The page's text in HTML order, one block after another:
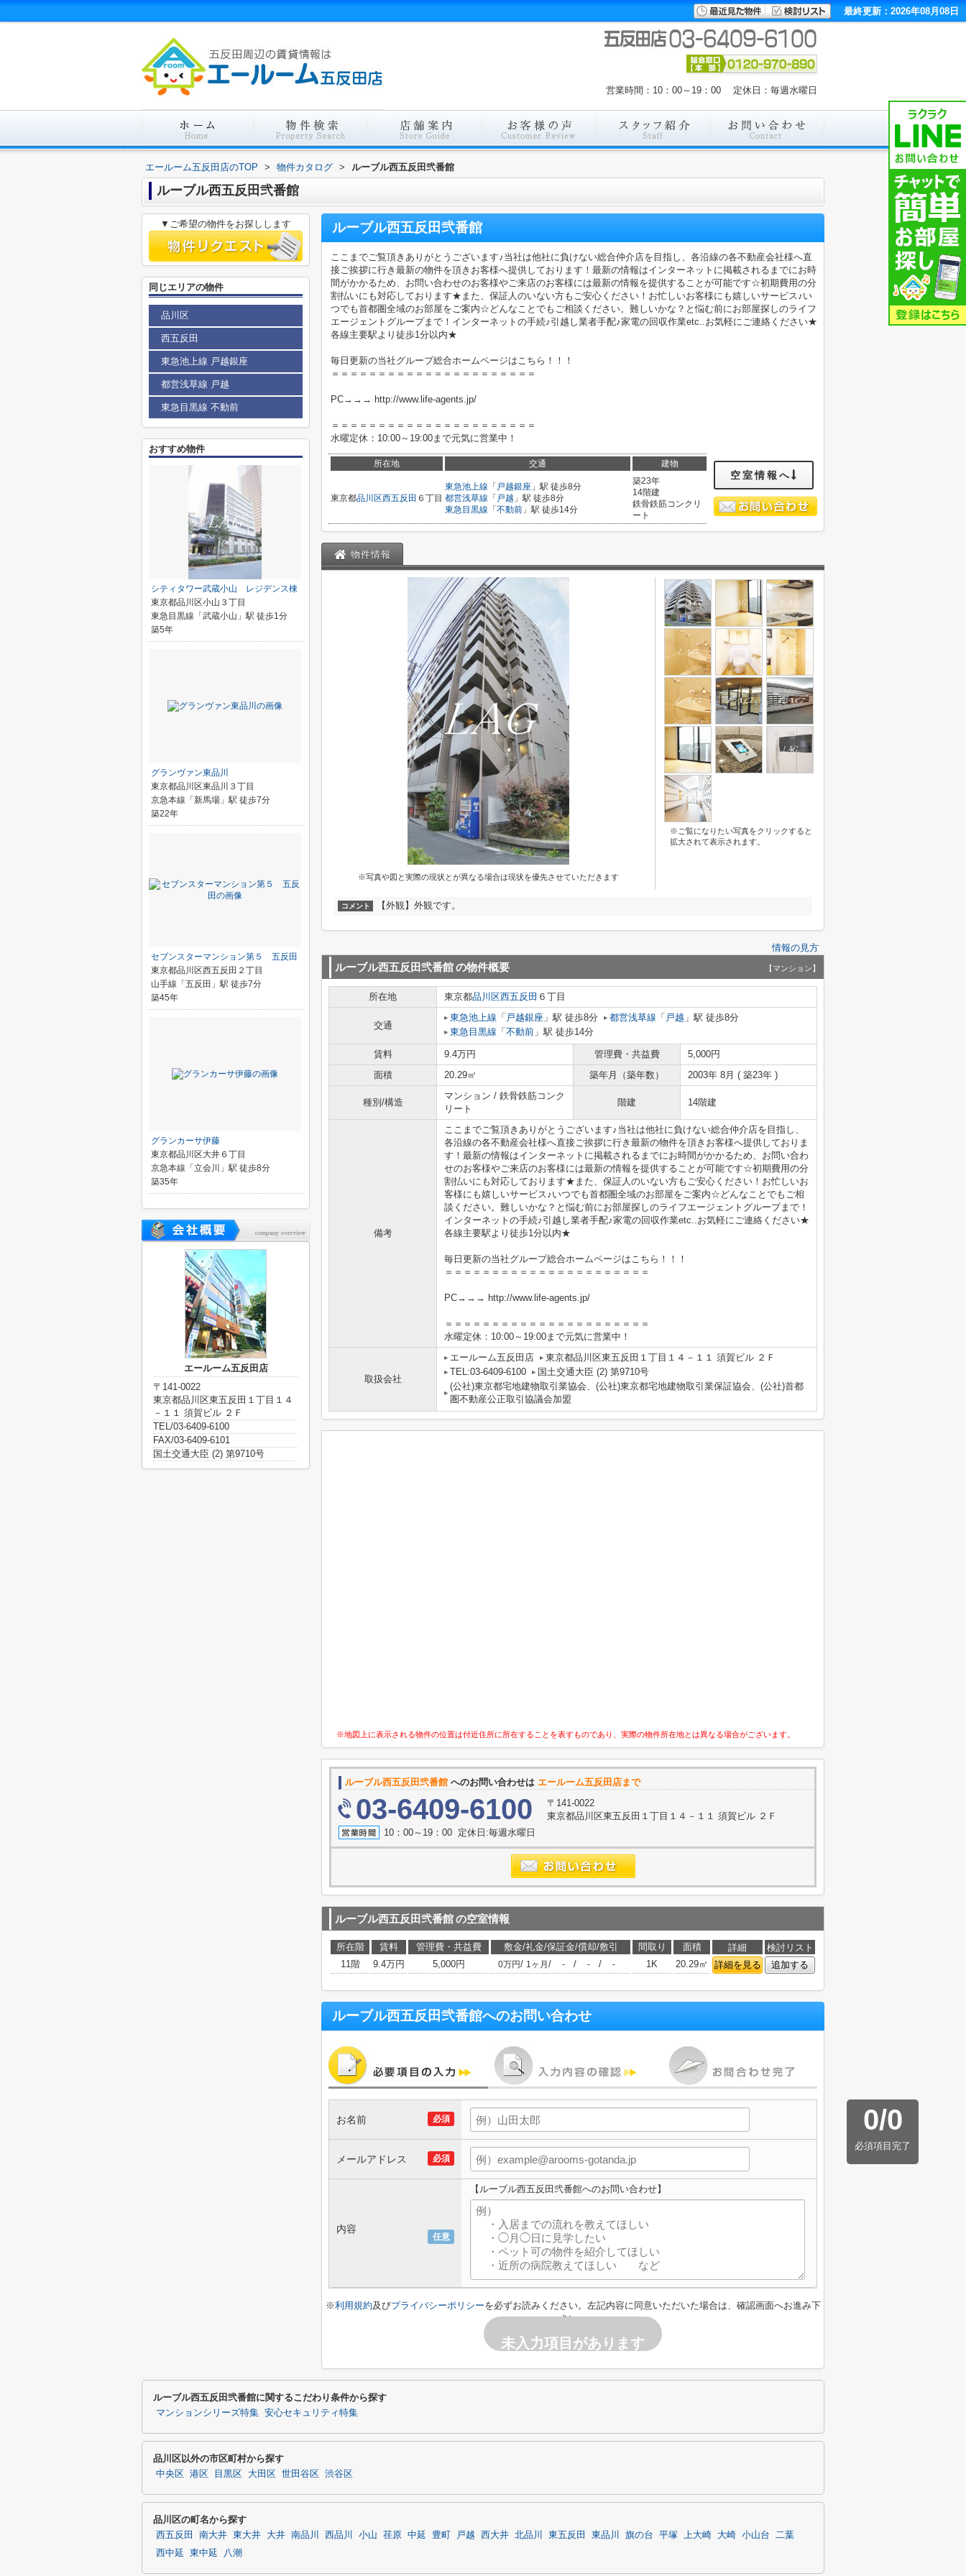
最終更新：2026年08月08日
営業時間：10：00～19：00 定休日：毎週水曜日
エールーム五反田店のTOP > 物件カタログ > ルーブル西五反田弐番館
ルーブル西五反田弐番館
ルーブル西五反田弐番館
ここまでご覧頂きありがとうございます♪当社は他社に負けない総合仲介店を目指し、各沿線の各不動産会社様へ直
接ご挨拶に行き最新の物件を頂きお客様へ提供しております！最新の情報はインターネットに掲載されるまでにお時
間がかかるため、お問い合わせのお客様やご来店のお客様には最新の情報を提供することが可能です☆初期費用の分
割払いにも対応しております★また、保証人のいない方もご安心ください！お忙しいお客様にも嬉しいサービス♪い
つでも首都圏全域のお部屋をご案内☆どんなことでもご相談ください。難しいかな？と悩む前にお部屋探しのライフ
エージェントグループまで！インターネットの手続♪引越し業者手配♪家電の回収作業etc..お気軽にご連絡ください★
各線主要駅より徒歩1分以内★
毎日更新の当社グループ総合ホームページはこちら！！！
＝＝＝＝＝＝＝＝＝＝＝＝＝＝＝＝＝＝＝＝＝＝
PC→→→ http://www.life-agents.jp/
＝＝＝＝＝＝＝＝＝＝＝＝＝＝＝＝＝＝＝＝＝＝
水曜定休：10:00～19:00まで元気に営業中！
所在地 交通 建物
東京都品川区西五反田 ６丁目
東急池上線 「 戸越銀座 」駅 徒歩8分
都営浅草線 「 戸越 」駅 徒歩8分
東急目黒線 「 不動前 」駅 徒歩14分
築23年
14階建
鉄骨鉄筋コンクリ
ート
空室情報へ
物件情報
※写真や図と実際の現状とが異なる場合は現状を優先させていただきます
※ご覧になりたい写真をクリックすると
拡大されて表示されます。
コメント 【外観】外観です。
情報の見方
ルーブル西五反田弐番館の物件概要 【マンション】
所在地 東京都品川区西五反田 ６丁目
交通
東急池上線 「 戸越銀座 」駅 徒歩8分 都営浅草線 「 戸越 」駅 徒歩8分
東急目黒線 「 不動前 」駅 徒歩14分
賃料 9.4万円 管理費・共益費
5,000円
面積
20.29㎡ 築年月（築年数） 2003年 8月 ( 築23年 )
種別/構造
マンション / 鉄骨鉄筋コンク
リート
階建 14階建
備考
ここまでご覧頂きありがとうございます♪当社は他社に負けない総合仲介店を目指し、
各沿線の各不動産会社様へ直接ご挨拶に行き最新の物件を頂きお客様へ提供しておりま
す！最新の情報はインターネットに掲載されるまでにお時間がかかるため、お問い合わ
せのお客様やご来店のお客様には最新の情報を提供することが可能です☆初期費用の分
割払いにも対応しております★また、保証人のいない方もご安心ください！お忙しいお
客様にも嬉しいサービス♪いつでも首都圏全域のお部屋をご案内☆どんなことでもご相
談ください。難しいかな？と悩む前にお部屋探しのライフエージェントグループまで！
インターネットの手続♪引越し業者手配♪家電の回収作業etc..お気軽にご連絡ください★
各線主要駅より徒歩1分以内★
毎日更新の当社グループ総合ホームページはこちら！！！
＝＝＝＝＝＝＝＝＝＝＝＝＝＝＝＝＝＝＝＝＝＝
PC→→→ http://www.life-agents.jp/
＝＝＝＝＝＝＝＝＝＝＝＝＝＝＝＝＝＝＝＝＝＝
水曜定休：10:00～19:00まで元気に営業中！
取扱会社
エールーム五反田店
東京都品川区東五反田１丁目１４－１１ 須賀ビル ２Ｆ
TEL:03-6409-6100
国土交通大臣 (2) 第9710号
(公社)東京都宅地建物取引業協会、(公社)東京都宅地建物取引業保証協会、(公社)首都
圏不動産公正取引協議会加盟
※地図上に表示される物件の位置は付近住所に所在することを表すものであり、実際の物件所在地とは異なる場合がございます。
ルーブル西五反田弐番館 へのお問い合わせは エールーム五反田店まで
03-6409-6100
〒141-0022
東京都品川区東五反田１丁目１４－１１ 須賀ビル ２Ｆ
10：00～19：00 定休日:毎週水曜日
ルーブル西五反田弐番館の空室情報
所在階 賃料 管理費・共益費 敷金/礼金/保証金/償却/敷引 間取り 面積 詳細
検討リスト
11階
9.4万円 5,000円 0万円/ 1ヶ月 / - / - / - 1K 20.29㎡ 詳細を見る 追加する
ルーブル西五反田弐番館へのお問い合わせ
0/0
必須項目完了
必須
お名前
必須
メールアドレス
任意
内容
【ルーブル西五反田弐番館へのお問い合わせ】
※利用規約及びプライバシーポリシーを必ずお読みください。左記内容に同意いただいた場合は、確認画面へお進み下
さい。
未入力項目があります
▼ご希望の物件をお探しします
同じエリアの物件
品川区
西五反田
東急池上線 戸越銀座
都営浅草線 戸越
東急目黒線 不動前
おすすめ物件
シティタワー武蔵小山 レジデンス棟
東京都品川区小山３丁目
東急目黒線「武蔵小山」駅 徒歩1分
築5年
グランヴァン東品川
東京都品川区東品川３丁目
京急本線「新馬場」駅 徒歩7分
築22年
セブンスターマンション第５ 五反田
東京都品川区西五反田２丁目
山手線「五反田」駅 徒歩7分
築45年
グランカーサ伊藤
東京都品川区大井６丁目
京急本線「立会川」駅 徒歩8分
築35年
エールーム五反田店
〒141-0022
東京都品川区東五反田１丁目１４
－１１ 須賀ビル ２Ｆ
TEL/03-6409-6100
FAX/03-6409-6101
国土交通大臣 (2) 第9710号
ルーブル西五反田弐番館に関するこだわり条件から探す
マンションシリーズ特集 安心セキュリティ特集
品川区以外の市区町村から探す
中央区 港区 目黒区 大田区 世田谷区 渋谷区
品川区の町名から探す
西五反田 南大井 東大井 大井 南品川 西品川 小山 荏原 中延 豊町 戸越 西大井 北品川 東五反田 東品川 旗の台 平塚 上大崎 大崎 小山台
二葉
西中延
東中延 八潮